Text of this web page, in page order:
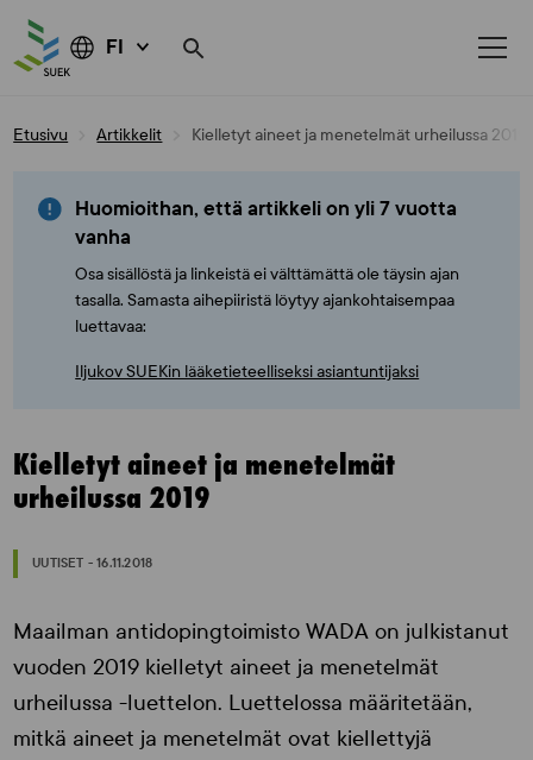
FI
Etusivu Artikkelit Kielletyt aineet ja menetelmät urheilussa 2019
Huomioithan, että artikkeli on yli 7 vuotta
vanha
Osa sisällöstä ja linkeistä ei välttämättä ole täysin ajan
tasalla. Samasta aihepiiristä löytyy ajankohtaisempaa
luettavaa:
Iljukov SUEKin lääketieteelliseksi asiantuntijaksi
Kielletyt aineet ja menetelmät
urheilussa 2019
UUTISET - 16.11.2018
Maailman antidopingtoimisto WADA on julkistanut
vuoden 2019 kielletyt aineet ja menetelmät
urheilussa -luettelon. Luettelossa määritetään,
mitkä aineet ja menetelmät ovat kiellettyjä